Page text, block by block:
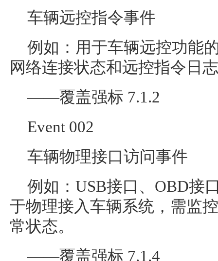
车辆远控指令事件
例如：用于车辆远控功能
网络连接状态和远控指令日
——覆盖强标 7.1.2
Event 002
车辆物理接口访问事件
例如：USB接口、OBD接
于物理接入车辆系统，需监
常状态。
——覆盖强标 7.1.4